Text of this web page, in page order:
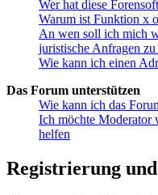
Wer hat diese
Warum ist Funktion x
An wen soll ich mich
juristische Anfragen
Wie kann ich einen
Das Forum unterstützen
Wie kann ich das
Ich möchte Moderator
helfen
Registrierung